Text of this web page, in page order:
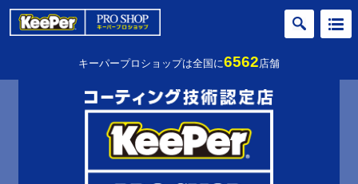
キーパープロショップは全国に6562店舗